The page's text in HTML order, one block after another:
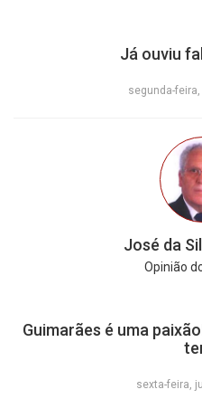
Já ouviu
segunda-
José da
Opinião
Guimarães é uma
sexta-feira,